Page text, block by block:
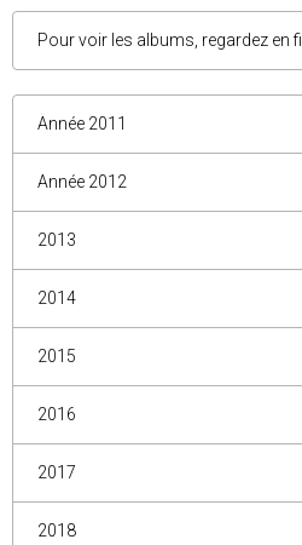
Pour voir les albums, regardez en
Année 2011
Année 2012
2013
2014
2015
2016
2017
2018